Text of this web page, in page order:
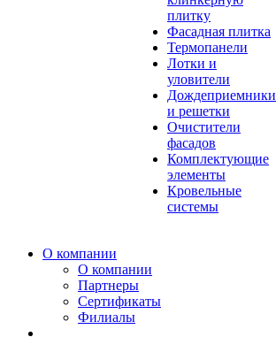
плитку
Фасадная плитка
Термопанели
Лотки и
уловители
Дождеприемники
и решетки
Очистители
фасадов
Комплектующие
элементы
Кровельные
системы
О компании
О компании
Партнеры
Сертификаты
Филиалы